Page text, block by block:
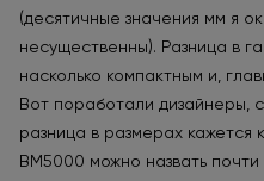
(десятичные значения мм я
несущественны). Разница в
насколько компактным и,
Вот поработали дизайнеры,
разница в размерах кажется
BM5000 можно назвать